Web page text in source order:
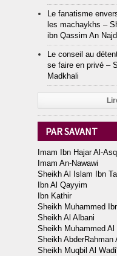
Le fanatisme
les machaykhs –
ibn Qassim An
Le conseil au
se faire en privé –
Madkhali
PAR SAVANT
Imam Ibn Hajar Al-
Imam An-Nawawi
Sheikh Al Islam Ibn
Ibn Al Qayyim
Ibn Kathir
Sheikh Muhammed
Sheikh Al Albani
Sheikh Muhammed Al
Sheikh AbderRahman
Sheikh Muqbil Al